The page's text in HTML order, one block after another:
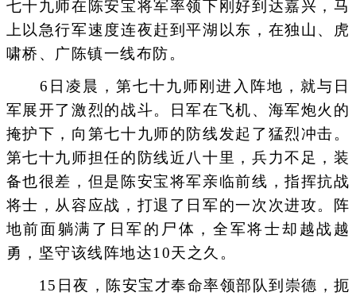
七十九师在陈安宝将军率领下刚好到达嘉兴，马
上以急行军速度连夜赶到平湖以东，在独山、虎
啸桥、广陈镇一线布防。
6日凌晨，第七十九师刚进入阵地，就与日
军展开了激烈的战斗。日军在飞机、海军炮火的
掩护下，向第七十九师的防线发起了猛烈冲击。
第七十九师担任的防线近八十里，兵力不足，装
备也很差，但是陈安宝将军亲临前线，指挥抗战
将士，从容应战，打退了日军的一次次进攻。阵
地前面躺满了日军的尸体，全军将士却越战越
勇，坚守该线阵地达10天之久。
15日夜，陈安宝才奉命率领部队到崇德，扼